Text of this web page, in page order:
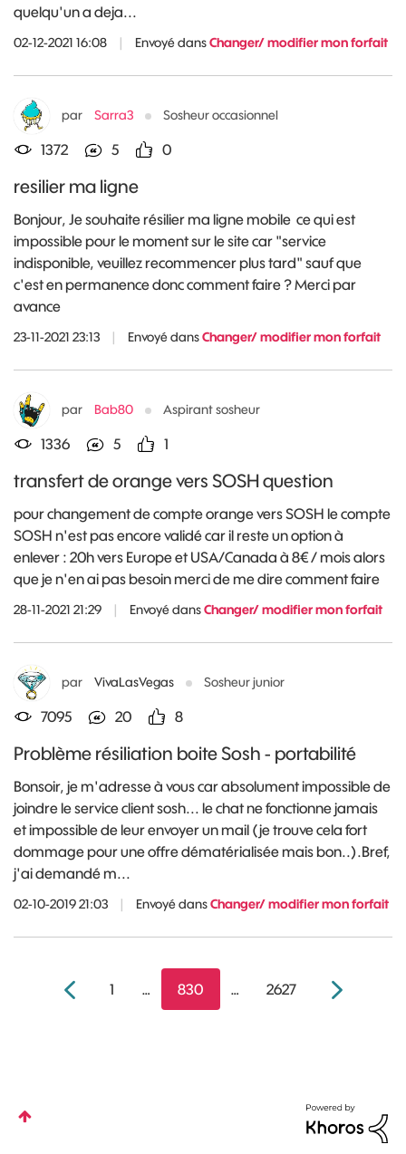
quelqu'un a deja...
02-12-2021 16:08 | Envoyé dansChanger/ modifier mon forfait
resilier ma ligne
Bonjour, Je souhaite résilier ma ligne mobile ce qui est
impossible pour le moment sur le site car "service
indisponible, veuillez recommencer plus tard" sauf que
c'est en permanence donc comment faire ? Merci par
avance
23-11-2021 23:13 | Envoyé dansChanger/ modifier mon forfait
par Sarra3 Sosheur occasionnel
1372 5 0
transfert de orange vers SOSH question
pour changement de compte orange vers SOSH le compte
SOSH n'est pas encore validé car il reste un option à
enlever : 20h vers Europe et USA/Canada à 8€ / mois alors
que je n'en ai pas besoin merci de me dire comment faire
28-11-2021 21:29 | Envoyé dansChanger/ modifier mon forfait
par Bab80 Aspirant sosheur
1336 5 1
Problème résiliation boite Sosh - portabilité
Bonsoir, je m'adresse à vous car absolument impossible de
joindre le service client sosh... le chat ne fonctionne jamais
et impossible de leur envoyer un mail (je trouve cela fort
dommage pour une offre dématérialisée mais bon..).Bref,
j'ai demandé m...
02-10-2019 21:03 | Envoyé dansChanger/ modifier mon forfait
par VivaLasVegas Sosheur junior
7095 20 8
1 … 830 … 2627